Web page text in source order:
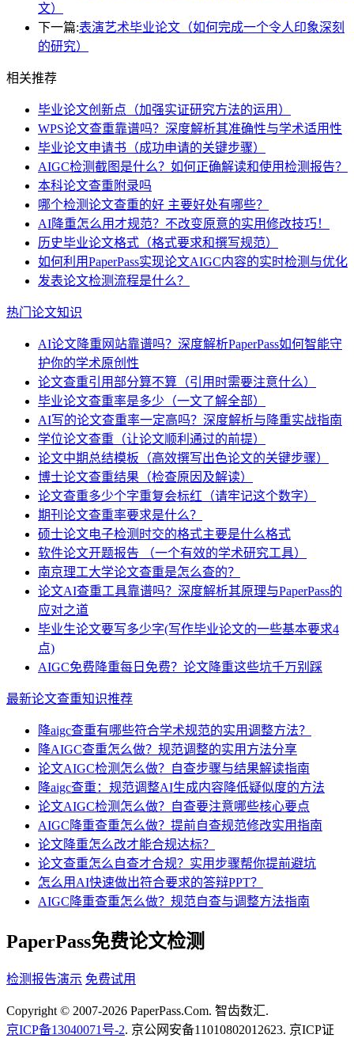
文）
下一篇:表演艺术毕业论文（如何完成一个令人印象深刻
的研究）
相关推荐
毕业论文创新点（加强实证研究方法的运用）
WPS论文查重靠谱吗？深度解析其准确性与学术适用性
毕业论文申请书（成功申请的关键步骤）
AIGC检测截图是什么？如何正确解读和使用检测报告？
本科论文查重附录吗
哪个检测论文查重的好 主要好处有哪些？
AI降重怎么用才规范？不改变原意的实用修改技巧！
历史毕业论文格式（格式要求和撰写规范）
如何利用PaperPass实现论文AIGC内容的实时检测与优化
发表论文检测流程是什么？
热门论文知识
AI论文降重网站靠谱吗？深度解析PaperPass如何智能守
护你的学术原创性
论文查重引用部分算不算（引用时需要注意什么）
毕业论文查重率是多少（一文了解全部）
AI写的论文查重率一定高吗？深度解析与降重实战指南
学位论文查重（让论文顺利通过的前提）
论文中期总结模板（高效撰写出色论文的关键步骤）
博士论文查重结果（检查原因及解读）
论文查重多少个字重复会标红（请牢记这个数字）
期刊论文查重率要求是什么？
硕士论文电子检测时交的格式主要是什么格式
软件论文开题报告 （一个有效的学术研究工具）
南京理工大学论文查重是怎么查的？
论文AI查重工具靠谱吗？深度解析其原理与PaperPass的
应对之道
毕业生论文要写多少字(写作毕业论文的一些基本要求4
点)
AIGC免费降重每日免费？论文降重这些坑千万别踩
最新论文查重知识推荐
降aigc查重有哪些符合学术规范的实用调整方法？
降AIGC查重怎么做？规范调整的实用方法分享
论文AIGC检测怎么做？自查步骤与结果解读指南
降aigc查重：规范调整AI生成内容降低疑似度的方法
论文AIGC检测怎么做？自查要注意哪些核心要点
AIGC降重查重怎么做？提前自查规范修改实用指南
论文降重怎么改才能合规达标？
论文查重怎么自查才合规？实用步骤帮你提前避坑
怎么用AI快速做出符合要求的答辩PPT？
AIGC降重查重怎么做？规范自查与调整方法指南
PaperPass免费论文检测
检测报告演示 免费试用
Copyright © 2007-2026 PaperPass.Com. 智齿数汇.
京ICP备13040071号-2. 京公网安备11010802012623. 京ICP证